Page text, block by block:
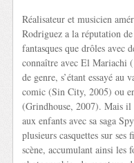
Réalisateur et musicien
Rodriguez a la réputation
fantasques que drôles avec
connaître avec El Mariachi
de genre, s’étant essayé
comic (Sin City, 2005) ou
(Grindhouse, 2007). Mais il
aux enfants avec sa saga
plusieurs casquettes sur
scène, accumulant ainsi les